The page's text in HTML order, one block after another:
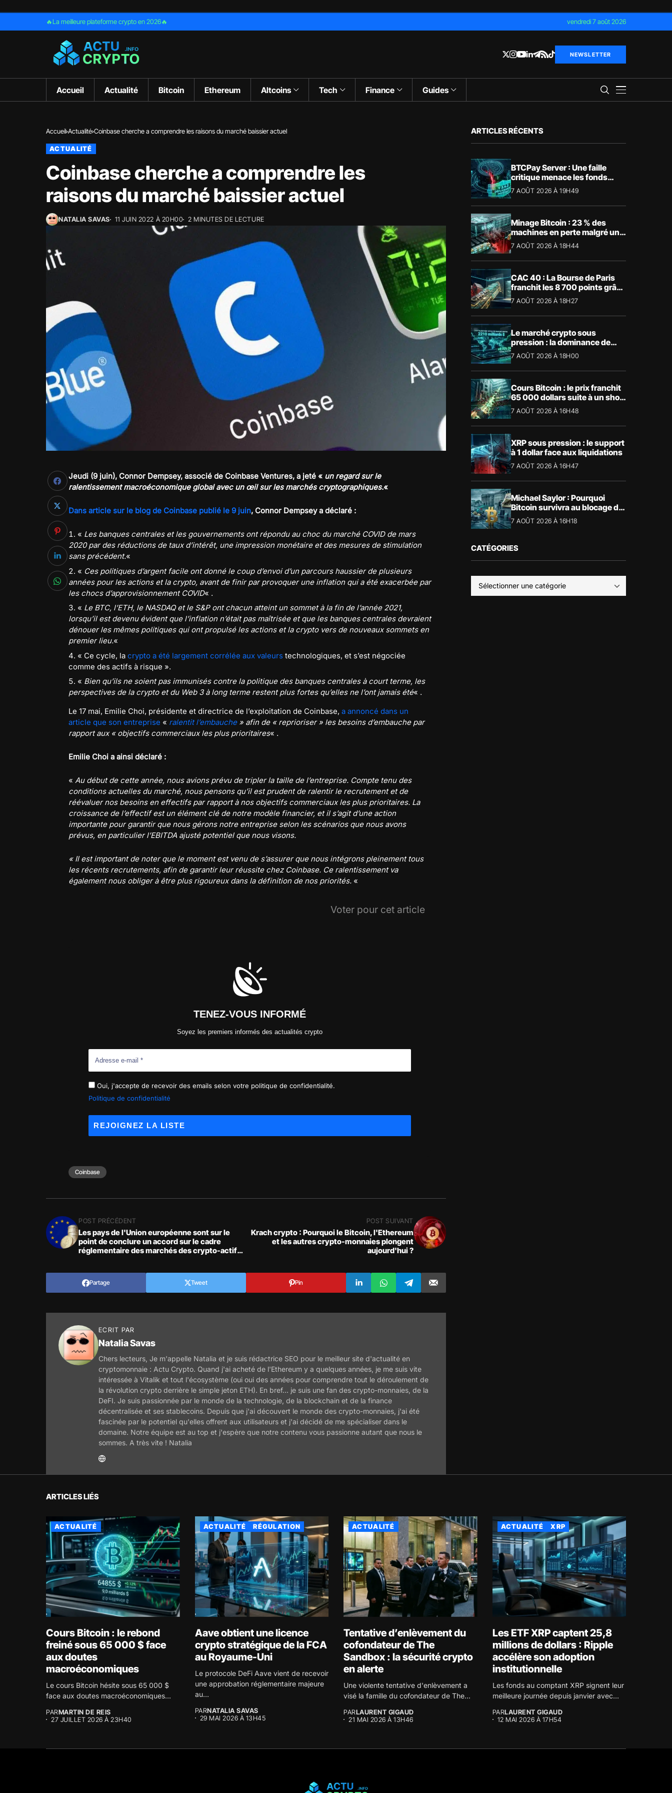
🔥La meilleure plateforme crypto en 2026🔥 vendredi 7 août 2026
NEWSLETTER
Accueil Actualité Bitcoin Ethereum Altcoins Tech Finance Guides
Accueil Actualité Coinbase cherche a comprendre les raisons du marché baissier actuel
ACTUALITÉ
Coinbase cherche a comprendre les
raisons du marché baissier actuel
NATALIA SAVAS 11 JUIN 2022 À 20H00 2 MINUTES DE LECTURE
Jeudi (9 juin), Connor Dempsey, associé de Coinbase Ventures, a jeté « un regard sur le
ralentissement macroéconomique global avec un œil sur les marchés cryptographiques.«
Dans article sur le blog de Coinbase publié le 9 juin, Connor Dempsey a déclaré :
« Les banques centrales et les gouvernements ont répondu au choc du marché COVID de mars
2020 par des réductions de taux d’intérêt, une impression monétaire et des mesures de stimulation
sans précédent.«
« Ces politiques d’argent facile ont donné le coup d’envoi d’un parcours haussier de plusieurs
années pour les actions et la crypto, avant de finir par provoquer une inflation qui a été exacerbée par
les chocs d’approvisionnement COVID« .
« Le BTC, l’ETH, le NASDAQ et le S&P ont chacun atteint un sommet à la fin de l’année 2021,
lorsqu’il est devenu évident que l’inflation n’était pas maîtrisée et que les banques centrales devraient
dénouer les mêmes politiques qui ont propulsé les actions et la crypto vers de nouveaux sommets en
premier lieu.«
« Ce cycle, la crypto a été largement corrélée aux valeurs technologiques, et s’est négociée
comme des actifs à risque ».
« Bien qu’ils ne soient pas immunisés contre la politique des banques centrales à court terme, les
perspectives de la crypto et du Web 3 à long terme restent plus fortes qu’elles ne l’ont jamais été« .
Le 17 mai, Emilie Choi, présidente et directrice de l’exploitation de Coinbase, a annoncé dans un
article que son entreprise « ralentit l’embauche» afin de « reprioriser » les besoins d’embauche par
rapport aux « objectifs commerciaux les plus prioritaires« .
Emilie Choi a ainsi déclaré :
« Au début de cette année, nous avions prévu de tripler la taille de l’entreprise. Compte tenu des
conditions actuelles du marché, nous pensons qu’il est prudent de ralentir le recrutement et de
réévaluer nos besoins en effectifs par rapport à nos objectifs commerciaux les plus prioritaires. La
croissance de l’effectif est un élément clé de notre modèle financier, et il s’agit d’une action
importante pour garantir que nous gérons notre entreprise selon les scénarios que nous avons
prévus, en particulier l’EBITDA ajusté potentiel que nous visons.
« Il est important de noter que le moment est venu de s’assurer que nous intégrons pleinement tous
les récents recrutements, afin de garantir leur réussite chez Coinbase. Ce ralentissement va
également nous obliger à être plus rigoureux dans la définition de nos priorités. «
Voter pour cet article
TENEZ-VOUS INFORMÉ
Soyez les premiers informés des actualités crypto
Oui, j'accepte de recevoir des emails selon votre politique de confidentialité.
Politique de confidentialité
Coinbase
POST PRÉCÉDENT
Les pays de l'Union européenne sont sur le
point de conclure un accord sur le cadre
réglementaire des marchés des crypto-actifs
POST SUIVANT
Krach crypto : Pourquoi le Bitcoin, l'Ethereum
et les autres crypto-monnaies plongent
aujourd'hui ?
Partage Tweet Pin
ECRIT PAR
Natalia Savas
Chers lecteurs, Je m'appelle Natalia et je suis rédactrice SEO pour le meilleur site d'actualité en
cryptomonnaie : Actu Crypto. Quand j'ai acheté de l'Ethereum y a quelques années, je me suis vite
intéressée à Vitalik et tout l'écosystème (oui oui des années pour comprendre tout le déroulement de
la révolution crypto derrière le simple jeton ETH). En bref... je suis une fan des crypto-monnaies, de la
DeFI. Je suis passionnée par le monde de la technologie, de la blockchain et de la finance
décentralisée et ses stablecoins. Depuis que j'ai découvert le monde des crypto-monnaies, j'ai été
fascinée par le potentiel qu'elles offrent aux utilisateurs et j'ai décidé de me spécialiser dans le
domaine. Notre équipe est au top et j'espère que notre contenu vous passionne autant que nous le
sommes. A très vite ! Natalia
ARTICLES RÉCENTS
BTCPay Server : Une faille
critique menace les fonds
Bitcoin
7 AOÛT 2026 À 19H49
Minage Bitcoin : 23 % des
machines en perte malgré un
BTC à 65 000 $
7 AOÛT 2026 À 18H44
CAC 40 : La Bourse de Paris
franchit les 8 700 points grâce
à la tech
7 AOÛT 2026 À 18H27
Le marché crypto sous
pression : la dominance de
Bitcoin aspire la liquidité
7 AOÛT 2026 À 18H00
Cours Bitcoin : le prix franchit
65 000 dollars suite à un short
squeeze massif
7 AOÛT 2026 À 16H48
XRP sous pression : le support
à 1 dollar face aux liquidations
7 AOÛT 2026 À 16H47
Michael Saylor : Pourquoi
Bitcoin survivra au blocage du
CLARITY Act
7 AOÛT 2026 À 16H18
CATÉGORIES
ARTICLES LIÉS
ACTUALITÉ
Cours Bitcoin : le rebond
freiné sous 65 000 $ face
aux doutes
macroéconomiques
Le cours Bitcoin hésite sous 65 000 $
face aux doutes macroéconomiques...
PARMARTIN DE REIS
27 JUILLET 2026 À 23H40
ACTUALITÉ RÉGULATION
Aave obtient une licence
crypto stratégique de la FCA
au Royaume-Uni
Le protocole DeFi Aave vient de recevoir
une approbation réglementaire majeure
au...
PARNATALIA SAVAS
29 MAI 2026 À 13H45
ACTUALITÉ
Tentative d’enlèvement du
cofondateur de The
Sandbox : la sécurité crypto
en alerte
Une violente tentative d'enlèvement a
visé la famille du cofondateur de The...
PARLAURENT GIGAUD
21 MAI 2026 À 13H46
ACTUALITÉ XRP
Les ETF XRP captent 25,8
millions de dollars : Ripple
accélère son adoption
institutionnelle
Les fonds au comptant XRP signent leur
meilleure journée depuis janvier avec...
PARLAURENT GIGAUD
12 MAI 2026 À 17H54